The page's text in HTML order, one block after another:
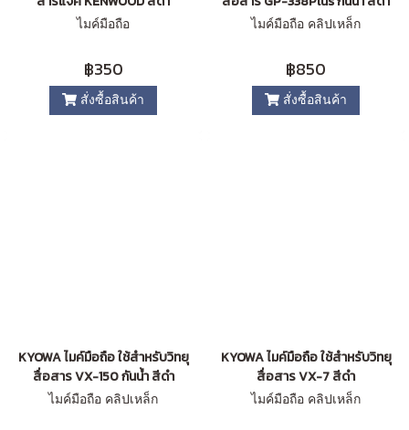
ไมค์มือถือ
฿350
สั่งซื้อสินค้า
ไมค์มือถือ คลิปเหล็ก
฿850
สั่งซื้อสินค้า
KYOWA ไมค์มือถือ ใช้สำหรับวิทยุ
สื่อสาร VX-150 กันน้ำ สีดำ
ไมค์มือถือ คลิปเหล็ก
KYOWA ไมค์มือถือ ใช้สำหรับวิทยุ
สื่อสาร VX-7 สีดำ
ไมค์มือถือ คลิปเหล็ก